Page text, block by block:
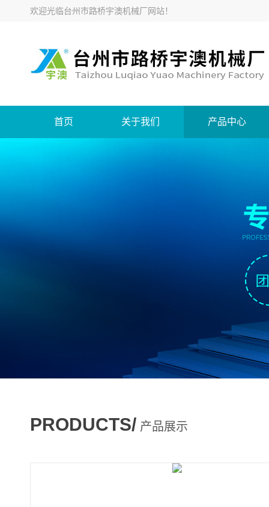
欢迎光临台州市路桥宇澳机械厂网站！
首页 关于我们 产品中心
PRODUCTS/ 产品展示